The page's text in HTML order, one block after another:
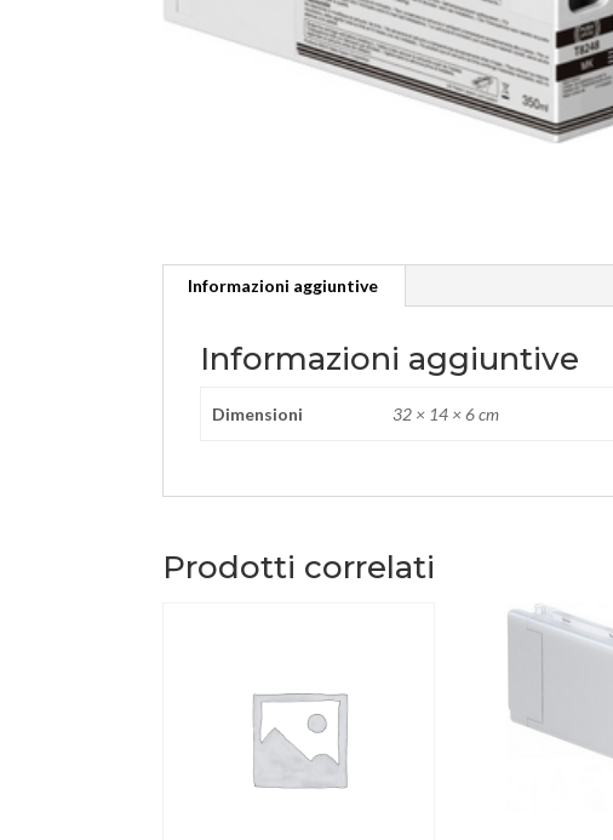
Informazioni aggiuntive
Informazioni aggiuntive
Dimensioni 32 × 14 × 6 cm
Prodotti correlati